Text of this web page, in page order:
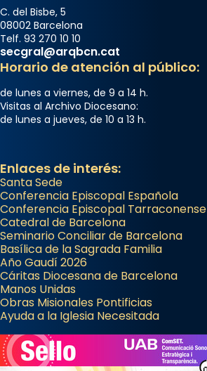
C. del Bisbe, 5
08002 Barcelona
Telf. 93 270 10 10
secgral@arqbcn.cat
Horario de atención al público:
de lunes a viernes, de 9 a 14 h.
Visitas al Archivo Diocesano:
de lunes a jueves, de 10 a 13 h.
Enlaces de interés:
Santa Sede
Conferencia Episcopal Española
Conferencia Episcopal Tarraconense
Catedral de Barcelona
Seminario Conciliar de Barcelona
Basílica de la Sagrada Familia
Año Gaudí 2026
Cáritas Diocesana de Barcelona
Manos Unidas
Obras Misionales Pontificias
Ayuda a la Iglesia Necesitada